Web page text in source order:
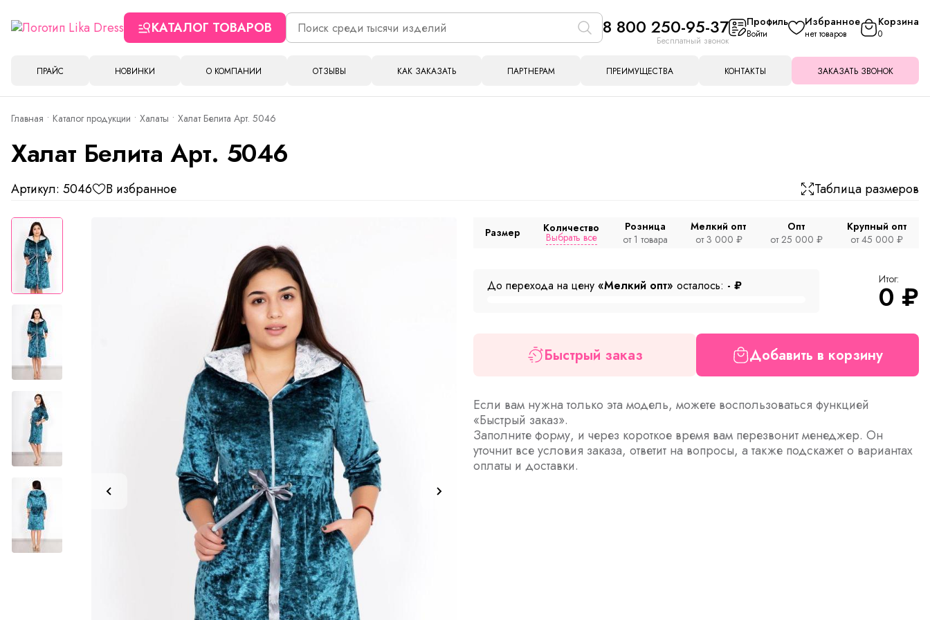
КАТАЛОГ ТОВАРОВ 8 800 250-95-37
Бесплатный звонок
Профиль
Войти
Избранное
нет товаров
Корзина
0
ПРАЙС НОВИНКИ О КОМПАНИИ ОТЗЫВЫ КАК ЗАКАЗАТЬ ПАРТНЕРАМ ПРЕИМУЩЕСТВА КОНТАКТЫ ЗАКАЗАТЬ ЗВОНОК
Главная Каталог продукции Халаты Халат Белита Арт. 5046
Халат Белита Арт. 5046
Артикул: 5046 В избранное Таблица размеров
Размер Количество
Выбрать все
Розница
от 1 товара
Мелкий опт
от 3 000 ₽
Опт
от 25 000 ₽
Крупный опт
от 45 000 ₽
До перехода на цену «Мелкий опт» осталось: - ₽ Итог:
0 ₽
Быстрый заказ Добавить в корзину
Если вам нужна только эта модель, можете воспользоваться функцией
«Быстрый заказ».
Заполните форму, и через короткое время вам перезвонит менеджер. Он
уточнит все условия заказа, ответит на вопросы, а также подскажет о вариантах
оплаты и доставки.